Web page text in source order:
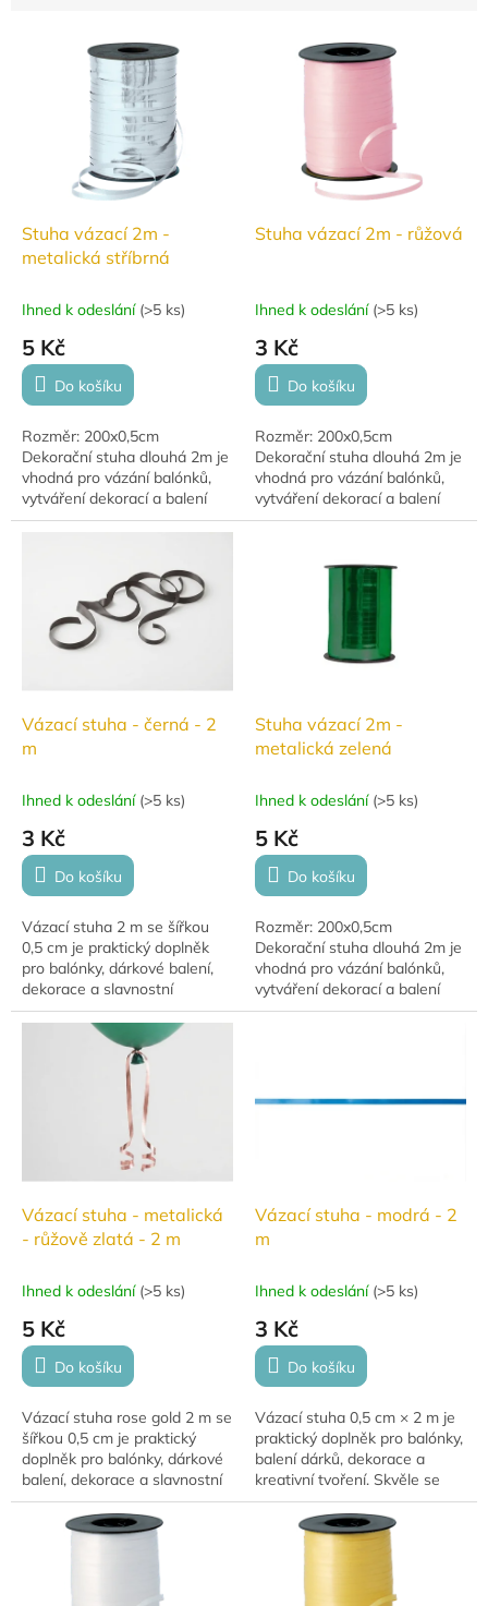
Stuha vázací 2m -
metalická stříbrná
Ihned k odeslání (>5 ks)
5 Kč
Do košíku
Rozměr: 200x0,5cm
Dekorační stuha dlouhá 2m je
vhodná pro vázání balónků,
vytváření dekorací a balení
dárků.
Stuha vázací 2m - růžová
Ihned k odeslání (>5 ks)
3 Kč
Do košíku
Rozměr: 200x0,5cm
Dekorační stuha dlouhá 2m je
vhodná pro vázání balónků,
vytváření dekorací a balení
dárků.
Vázací stuha - černá - 2
m
Ihned k odeslání (>5 ks)
3 Kč
Do košíku
Vázací stuha 2 m se šířkou
0,5 cm je praktický doplněk
pro balónky, dárkové balení,
dekorace a slavnostní
výzdobu. Ideální pro uvázání
balónků, tvorbu ozdobných
Stuha vázací 2m -
metalická zelená
Ihned k odeslání (>5 ks)
5 Kč
Do košíku
Rozměr: 200x0,5cm
Dekorační stuha dlouhá 2m je
vhodná pro vázání balónků,
vytváření dekorací a balení
dárků.
Vázací stuha - metalická
- růžově zlatá - 2 m
Ihned k odeslání (>5 ks)
5 Kč
Do košíku
Vázací stuha rose gold 2 m se
šířkou 0,5 cm je praktický
doplněk pro balónky, dárkové
balení, dekorace a slavnostní
výzdobu. Ideální pro uvázání
balónků, tvorbu ozdobných
Vázací stuha - modrá - 2
m
Ihned k odeslání (>5 ks)
3 Kč
Do košíku
Vázací stuha 0,5 cm × 2 m je
praktický doplněk pro balónky,
balení dárků, dekorace a
kreativní tvoření. Skvěle se
hodí k uvázání balónků,
výrobě mašlí i slavnostní
výzdobě.